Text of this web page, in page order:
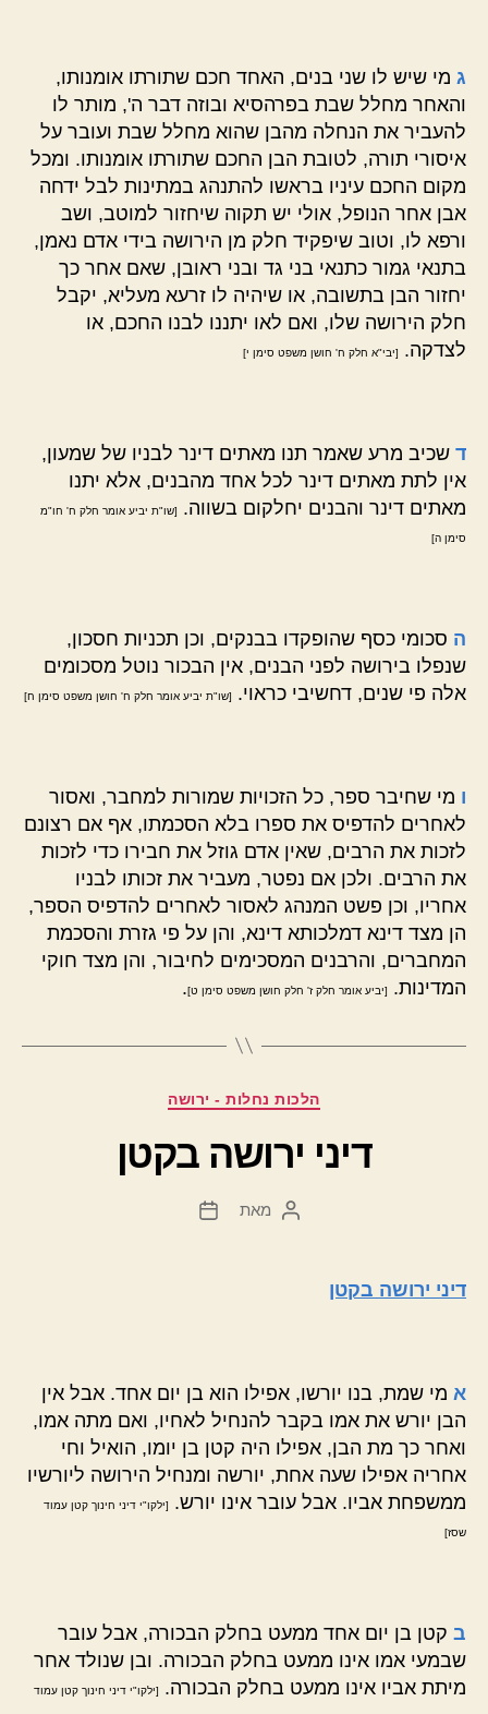
ג מי שיש לו שני בנים, האחד חכם שתורתו אומנותו,
והאחר מחלל שבת בפרהסיא ובוזה דבר ה', מותר לו
להעביר את הנחלה מהבן שהוא מחלל שבת ועובר על
איסורי תורה, לטובת הבן החכם שתורתו אומנותו. ומכל
מקום החכם עיניו בראשו להתנהג במתינות לבל ידחה
אבן אחר הנופל, אולי יש תקוה שיחזור למוטב, ושב
ורפא לו, וטוב שיפקיד חלק מן הירושה בידי אדם נאמן,
בתנאי גמור כתנאי בני גד ובני ראובן, שאם אחר כך
יחזור הבן בתשובה, או שיהיה לו זרעא מעליא, יקבל
חלק הירושה שלו, ואם לאו יתננו לבנו החכם, או
לצדקה.
[יבי"א חלק ח' חושן משפט סימן י]
ד שכיב מרע שאמר תנו מאתים דינר לבניו של שמעון,
אין לתת מאתים דינר לכל אחד מהבנים, אלא יתנו
מאתים דינר והבנים יחלקום בשווה.
[שו"ת יביע אומר חלק ח' חו"מ
סימן ה]
ה סכומי כסף שהופקדו בבנקים, וכן תכניות חסכון,
שנפלו בירושה לפני הבנים, אין הבכור נוטל מסכומים
אלה פי שנים, דחשיבי כראוי.
[שו"ת יביע אומר חלק ח' חושן משפט סימן ח]
ו מי שחיבר ספר, כל הזכויות שמורות למחבר, ואסור
לאחרים להדפיס את ספרו בלא הסכמתו, אף אם רצונם
לזכות את הרבים, שאין אדם גוזל את חבירו כדי לזכות
את הרבים. ולכן אם נפטר, מעביר את זכותו לבניו
אחריו, וכן פשט המנהג לאסור לאחרים להדפיס הספר,
הן מצד דינא דמלכותא דינא, והן על פי גזרת והסכמת
המחברים, והרבנים המסכימים לחיבור, והן מצד חוקי
המדינות.
[יביע אומר חלק ז' חלק חושן משפט סימן ט].
קטגוריות
הלכות נחלות - ירושה
דיני ירושה בקטן
המחבר
מאת
תאריך
דיני ירושה בקטן
א מי שמת, בנו יורשו, אפילו הוא בן יום אחד. אבל אין
הבן יורש את אמו בקבר להנחיל לאחיו, ואם מתה אמו,
ואחר כך מת הבן, אפילו היה קטן בן יומו, הואיל וחי
אחריה אפילו שעה אחת, יורשה ומנחיל הירושה ליורשיו
ממשפחת אביו. אבל עובר אינו יורש.
[ילקו"י דיני חינוך קטן עמוד
שסז]
ב קטן בן יום אחד ממעט בחלק הבכורה, אבל עובר
שבמעי אמו אינו ממעט בחלק הבכורה. ובן שנולד אחר
מיתת אביו אינו ממעט בחלק הבכורה.
[ילקו"י דיני חינוך קטן עמוד